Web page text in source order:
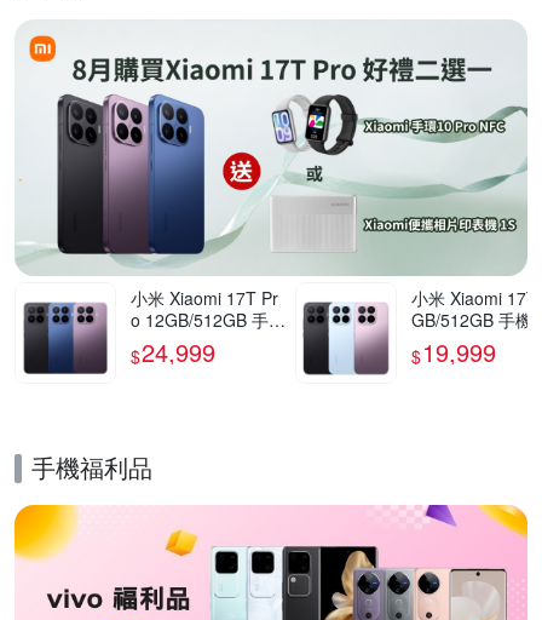
小米 Xiaomi 17T Pr
o 12GB/512GB 手機
官方旗艦館
$24,999
小米 Xiaomi 17T
GB/512GB 手機
方旗艦館
$19,999
手機福利品